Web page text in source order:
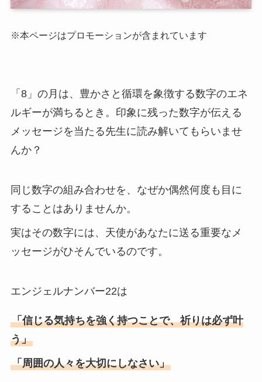
※本ページはプロモーションが含まれています
「8」の月は、豊かさと循環を象徴する数字のエネ
ルギーが満ちるとき。印象に残った数字が伝える
メッセージを当たる先生に読み解いてもらいませ
んか？
同じ数字の組み合わせを、なぜか偶然何度も目に
することはありませんか。
実はその数字には、天使があなたに送る重要なメ
ッセージがひそんでいるのです。
エンジェルナンバー22は
「信じる気持ちを強く持つことで、祈りは必ず叶
う」
「周囲の人々を大切にしなさい」